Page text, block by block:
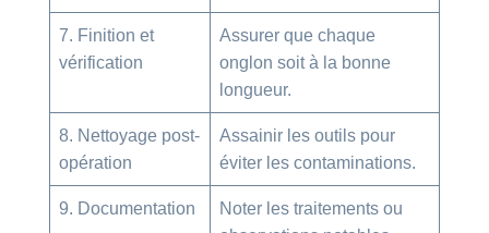
7. Finition et
vérification
Assurer que chaque
onglon soit à la bonne
longueur.
8. Nettoyage post-
opération
Assainir les outils pour
éviter les contaminations.
9. Documentation
Noter les traitements ou